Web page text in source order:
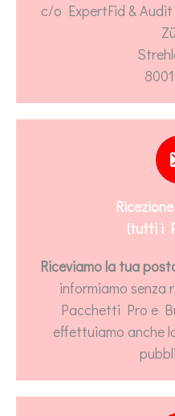
c/o ExpertFid & Audit
(tutti i
Riceviamo la tua
informiamo senza
Pacchetti Pro e
effettuiamo anche